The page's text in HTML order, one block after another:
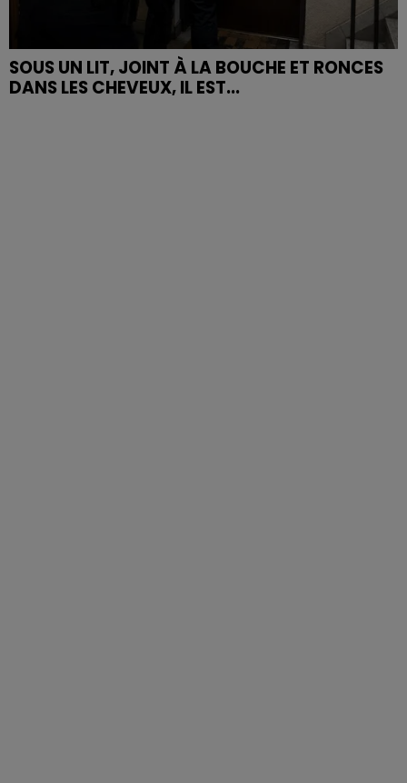
SOUS UN LIT, JOINT À LA BOUCHE ET RONCES
DANS LES CHEVEUX, IL EST...